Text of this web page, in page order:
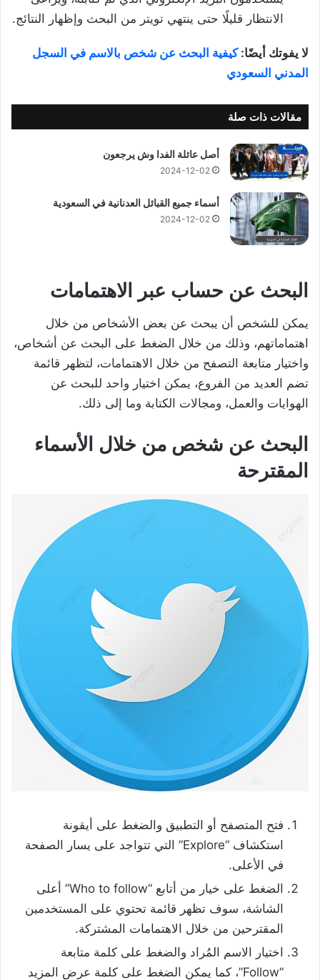
الانتظار قليلًا حتى ينتهي تويتر من البحث وإظهار النتائج.
لا يفوتك أيضًا:كيفية البحث عن شخص بالاسم في السجل
المدني السعودي
مقالات ذات صلة
أصل عائلة الفدا وش يرجعون
2024-12-02
أسماء جميع القبائل العدنانية في السعودية
2024-12-02
البحث عن حساب عبر الاهتمامات
يمكن للشخص أن يبحث عن بعض الأشخاص من خلال
اهتماماتهم، وذلك من خلال الضغط على البحث عن أشخاص،
واختيار متابعة التصفح من خلال الاهتمامات، لتظهر قائمة
تضم العديد من الفروع، يمكن اختيار واحد للبحث عن
الهوايات والعمل، ومجالات الكتابة وما إلى ذلك.
البحث عن شخص من خلال الأسماء
المقترحة
فتح المتصفح أو التطبيق والضغط على أيقونة
استكشاف “Explore” التي تتواجد على يسار الصفحة
في الأعلى.
الضغط على خيار من أتابع “Who to follow” أعلى
الشاشة، سوف تظهر قائمة تحتوي على المستخدمين
المقترحين من خلال الاهتمامات المشتركة.
اختيار الاسم المُراد والضغط على كلمة متابعة
“Follow”، كما يمكن الضغط على كلمة عرض المزيد